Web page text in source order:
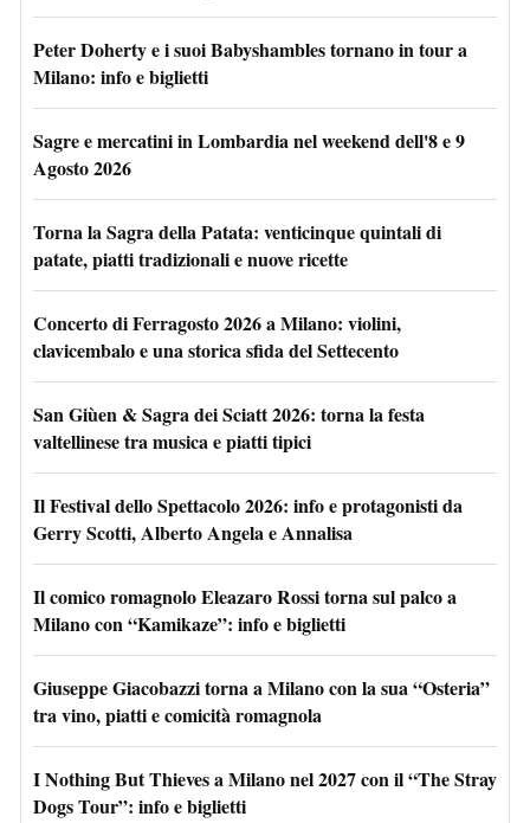
Peter Doherty e i suoi Babyshambles tornano in tour a
Milano: info e biglietti
Sagre e mercatini in Lombardia nel weekend dell'8 e 9
Agosto 2026
Torna la Sagra della Patata: venticinque quintali di
patate, piatti tradizionali e nuove ricette
Concerto di Ferragosto 2026 a Milano: violini,
clavicembalo e una storica sfida del Settecento
San Giùen & Sagra dei Sciatt 2026: torna la festa
valtellinese tra musica e piatti tipici
Il Festival dello Spettacolo 2026: info e protagonisti da
Gerry Scotti, Alberto Angela e Annalisa
Il comico romagnolo Eleazaro Rossi torna sul palco a
Milano con “Kamikaze”: info e biglietti
Giuseppe Giacobazzi torna a Milano con la sua “Osteria”
tra vino, piatti e comicità romagnola
I Nothing But Thieves a Milano nel 2027 con il “The Stray
Dogs Tour”: info e biglietti